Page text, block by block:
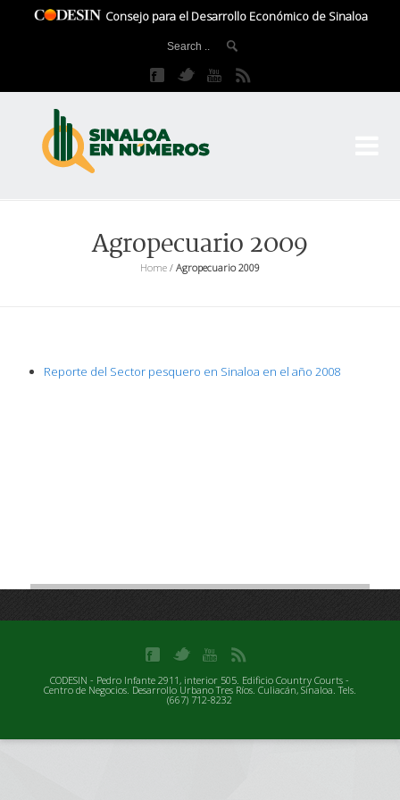
Consejo para el Desarrollo Económico de Sinaloa
Agropecuario 2009
Home/ Agropecuario 2009
Reporte del Sector pesquero en Sinaloa en el año 2008
CODESIN - Pedro Infante 2911, interior 505. Edificio Country Courts -
Centro de Negocios. Desarrollo Urbano Tres Ríos. Culiacán, Sinaloa. Tels.
(667) 712-8232